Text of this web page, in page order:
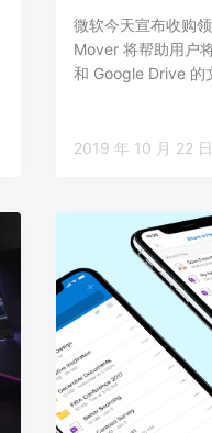
微软今天宣布收购
Mover 将帮助用户
和 Google Drive